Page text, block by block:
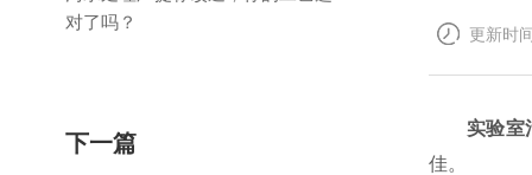
更新时
实验室
佳。
对了吗？
下一篇